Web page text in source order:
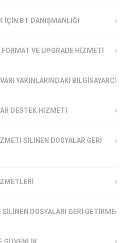
İÇIN BT DANIŞMANLIĞI
VE UPGRADE HIZMETI
YAKINLARINDAKI BILGISAYARCI
DESTEK HIZMETI
SILINEN DOSYALAR GERI
DOSYALARI GERI GETIRME
GÜVENLIK